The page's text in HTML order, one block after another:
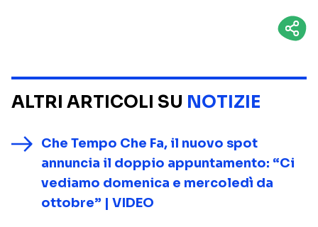
ALTRI ARTICOLI SU NOTIZIE
Che Tempo Che Fa, il nuovo spot
annuncia il doppio appuntamento: “Ci
vediamo domenica e mercoledì da
ottobre” | VIDEO